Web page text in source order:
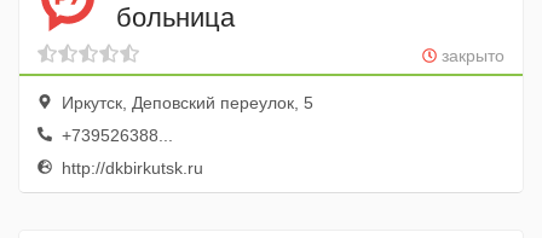
больница
закрыто
Иркутск, Деповский переулок, 5
+739526388...
http://dkbirkutsk.ru